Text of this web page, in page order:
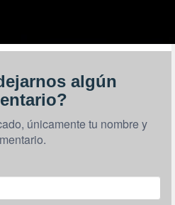
algún
únicamente tu nombre y